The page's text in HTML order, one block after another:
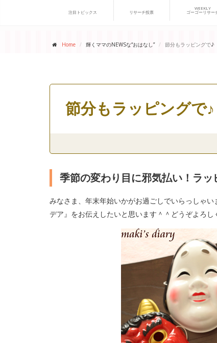
注目トピックス リサーチ投票
WEEKLY
ゴーゴーリサー
Home 輝くママのNEWSな“おはなし” 節分もラッピングで♪
節分もラッピングで♪
季節の変わり目に邪気払い！ラ
みなさま、年末年始いかがお過ごしでいらっしゃ
デア』をお伝えしたいと思います＾＾どうぞよろし